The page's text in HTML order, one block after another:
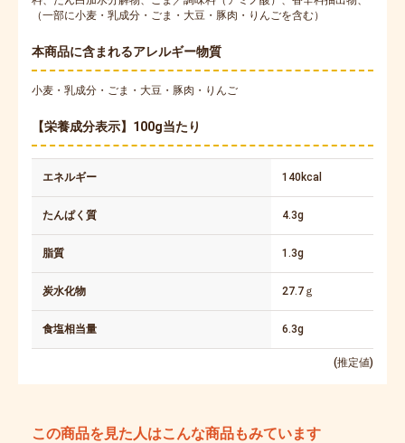
（一部に小麦・乳成分・ごま・大豆・豚肉・りんごを含む）
本商品に含まれるアレルギー物質
小麦・乳成分・ごま・大豆・豚肉・りんご
【栄養成分表示】100g当たり
エネルギー 140kcal
たんぱく質 4.3g
脂質 1.3g
炭水化物 27.7ｇ
食塩相当量 6.3g
(推定値)
この商品を見た人はこんな商品もみています